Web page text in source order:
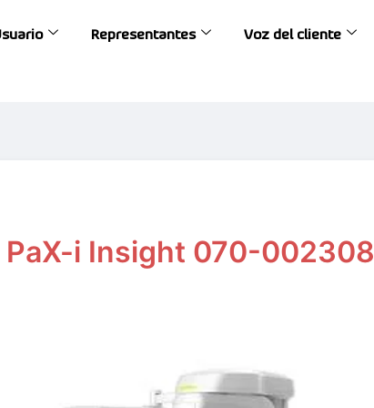
Representantes Voz del cliente
PaX-i Insight 070-002308